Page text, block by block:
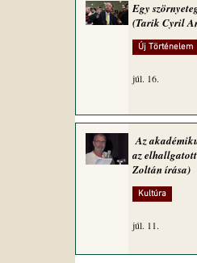
Egy
(Tarik Cyril
Új Történelem
júl. 16.
Az
az elhallgatott
Zoltán írása)
Kultúra
júl. 11.